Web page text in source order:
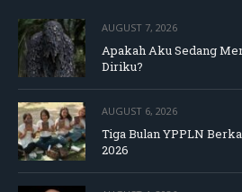
AUGUST 7, 2026
Apakah Aku Sedang
Diriku?
AUGUST 6, 2026
Tiga Bulan YPPLN
2026